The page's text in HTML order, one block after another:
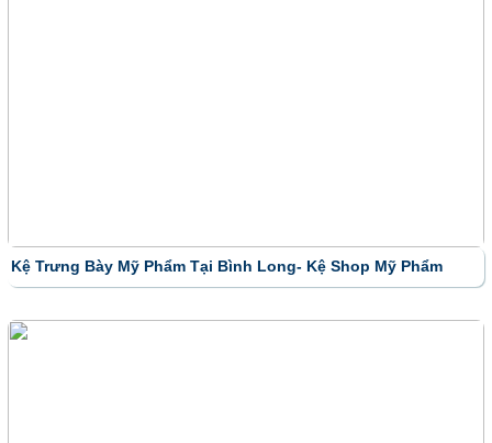
Kệ Trưng Bày Mỹ Phẩm Tại Bình Long- Kệ Shop Mỹ Phẩm